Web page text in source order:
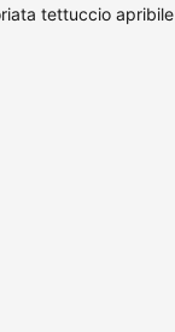
tettuccio apribile